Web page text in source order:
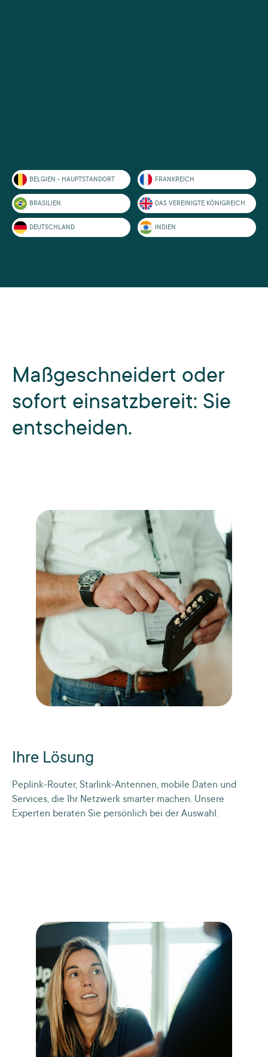
BELGIEN - HAUPTSTANDORT FRANKREICH
BRASILIEN DAS VEREINIGTE KÖNIGREICH
DEUTSCHLAND INDIEN
Maßgeschneidert oder
sofort einsatzbereit: Sie
entscheiden.
Ihre Lösung
Peplink-Router, Starlink-Antennen, mobile Daten und
Services, die Ihr Netzwerk smarter machen. Unsere
Experten beraten Sie persönlich bei der Auswahl.